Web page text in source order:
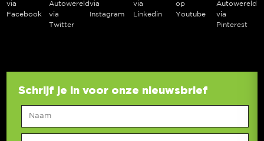
via
Facebook
Autowereld
via
Twitter
via
Instagram
via
Linkedin
op
Youtube
Autowereld
via
Pinterest
Schrijf je in voor onze nieuwsbrief